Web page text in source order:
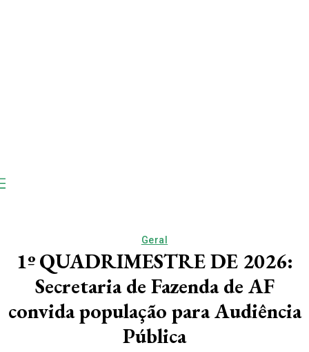
Geral
1º QUADRIMESTRE DE 2026:
Secretaria de Fazenda de AF
convida população para Audiência
Pública